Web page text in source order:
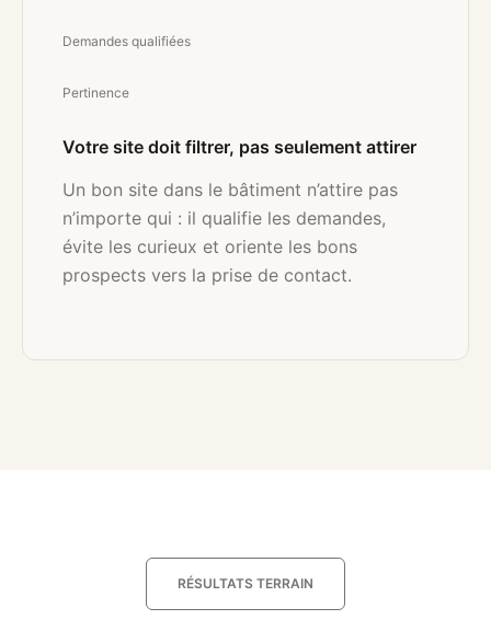
Demandes qualifiées
Pertinence
Votre site doit filtrer, pas seulement attirer
Un bon site dans le bâtiment n’attire pas
n’importe qui : il qualifie les demandes,
évite les curieux et oriente les bons
prospects vers la prise de contact.
RÉSULTATS TERRAIN